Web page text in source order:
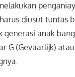
diusut tuntas
generasi anak
G (Gevaarlijk)